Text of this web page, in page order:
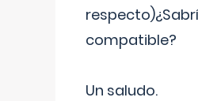
compatible?
Un saludo.